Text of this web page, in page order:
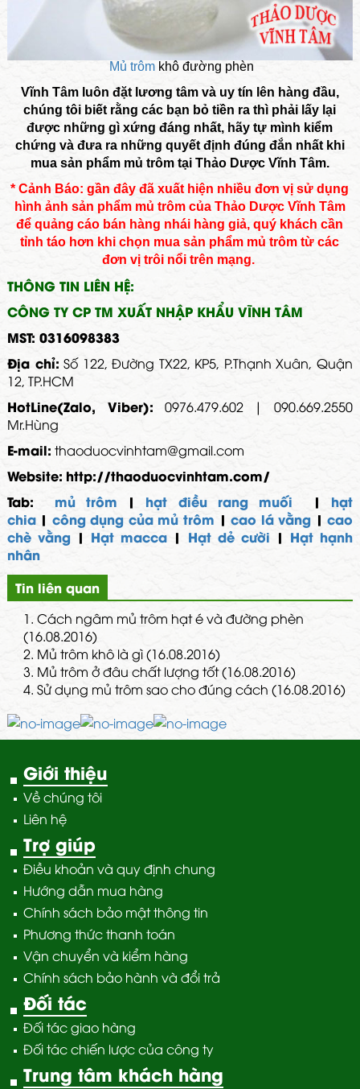
Mủ trômkhô đường phèn
Vĩnh Tâm luôn đặt lương tâm và uy tín lên hàng đầu,
chúng tôi biết rằng các bạn bỏ tiền ra thì phải lấy lại
được những gì xứng đáng nhất, hãy tự mình kiểm
chứng và đưa ra những quyết định đúng đắn nhất khi
mua sản phẩm mủ trôm tại Thảo Dược Vĩnh Tâm.
* Cảnh Báo: gần đây đã xuất hiện nhiều đơn vị sử dụng
hình ảnh sản phẩm mủ trôm của Thảo Dược Vĩnh Tâm
để quảng cáo bán hàng nhái hàng giả, quý khách cần
tỉnh táo hơn khi chọn mua sản phẩm mủ trôm từ các
đơn vị trôi nổi trên mạng.
THÔNG TIN LIÊN HỆ:
CÔNG TY CP TM XUẤT NHẬP KHẨU VĨNH TÂM
MST: 0316098383
Địa chỉ: Số 122, Đường TX22, KP5, P.Thạnh Xuân, Quận
12, TP.HCM
HotLine(Zalo, Viber): 0976.479.602 | 090.669.2550
Mr.Hùng
E-mail: thaoduocvinhtam@gmail.com
Website: http://thaoduocvinhtam.com/
Tab: mủ trôm | hạt điều rang muối | hạt
chia| công dụng của mủ trôm |cao lá vằng |cao
chè vằng | Hạt macca | Hạt dẻ cười | Hạt hạnh
nhân
Tin liên quan
1. Cách ngâm mủ trôm hạt é và đường phèn
(16.08.2016)
2. Mủ trôm khô là gì (16.08.2016)
3. Mủ trôm ở đâu chất lượng tốt (16.08.2016)
4. Sử dụng mủ trôm sao cho đúng cách (16.08.2016)
Giới thiệu
Về chúng tôi
Liên hệ
Trợ giúp
Điều khoản và quy định chung
Hướng dẫn mua hàng
Chính sách bảo mật thông tin
Phương thức thanh toán
Vận chuyển và kiểm hàng
Chính sách bảo hành và đổi trả
Đối tác
Đối tác giao hàng
Đối tác chiến lược của công ty
Trung tâm khách hàng